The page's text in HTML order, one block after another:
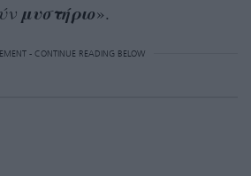
μυστήριο».
- CONTINUE READING BELOW